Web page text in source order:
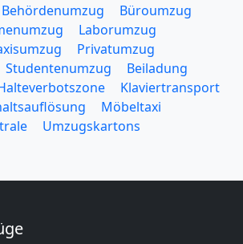
Behördenumzug
Büroumzug
Laborumzug
Privatumzug
Studentenumzug
Beiladung
Klaviertransport
Möbeltaxi
Umzugskartons